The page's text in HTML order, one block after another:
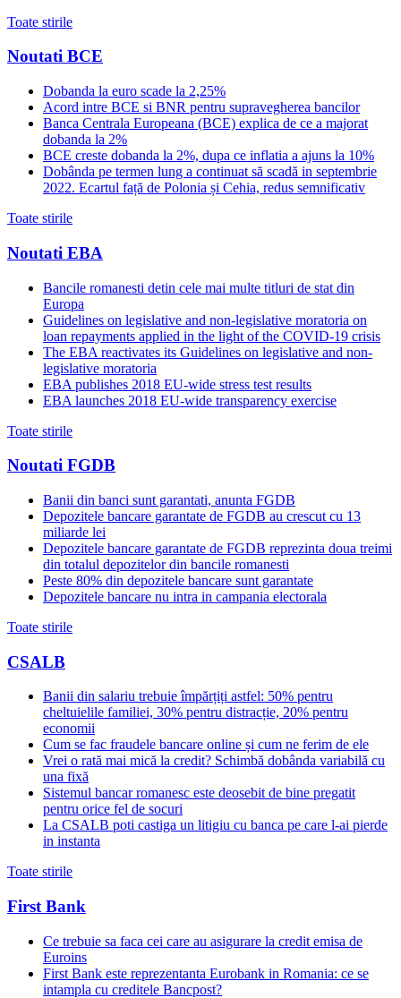
Toate stirile
Noutati BCE
Dobanda la euro scade la 2,25%
Acord intre BCE si BNR pentru supravegherea bancilor
Banca Centrala Europeana (BCE) explica de ce a majorat
dobanda la 2%
BCE creste dobanda la 2%, dupa ce inflatia a ajuns la 10%
Dobânda pe termen lung a continuat să scadă in septembrie
2022. Ecartul față de Polonia și Cehia, redus semnificativ
Toate stirile
Noutati EBA
Bancile romanesti detin cele mai multe titluri de stat din
Europa
Guidelines on legislative and non-legislative moratoria on
loan repayments applied in the light of the COVID-19 crisis
The EBA reactivates its Guidelines on legislative and non-
legislative moratoria
EBA publishes 2018 EU-wide stress test results
EBA launches 2018 EU-wide transparency exercise
Toate stirile
Noutati FGDB
Banii din banci sunt garantati, anunta FGDB
Depozitele bancare garantate de FGDB au crescut cu 13
miliarde lei
Depozitele bancare garantate de FGDB reprezinta doua treimi
din totalul depozitelor din bancile romanesti
Peste 80% din depozitele bancare sunt garantate
Depozitele bancare nu intra in campania electorala
Toate stirile
CSALB
Banii din salariu trebuie împărțiți astfel: 50% pentru
cheltuielile familiei, 30% pentru distracție, 20% pentru
economii
Cum se fac fraudele bancare online și cum ne ferim de ele
Vrei o rată mai mică la credit? Schimbă dobânda variabilă cu
una fixă
Sistemul bancar romanesc este deosebit de bine pregatit
pentru orice fel de socuri
La CSALB poti castiga un litigiu cu banca pe care l-ai pierde
in instanta
Toate stirile
First Bank
Ce trebuie sa faca cei care au asigurare la credit emisa de
Euroins
First Bank este reprezentanta Eurobank in Romania: ce se
intampla cu creditele Bancpost?